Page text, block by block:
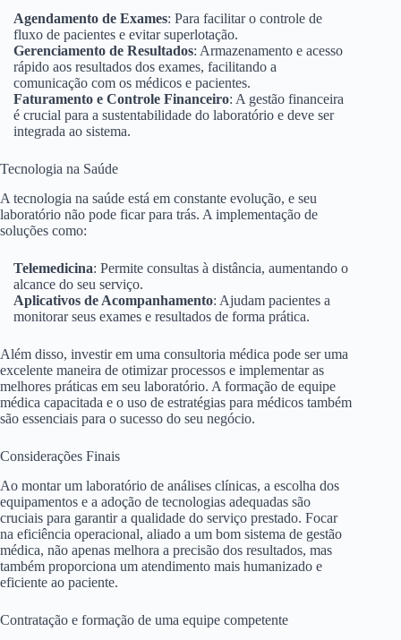
Agendamento de Exames: Para facilitar o controle de
fluxo de pacientes e evitar superlotação.
Gerenciamento de Resultados: Armazenamento e acesso
rápido aos resultados dos exames, facilitando a
comunicação com os médicos e pacientes.
Faturamento e Controle Financeiro: A gestão financeira
é crucial para a sustentabilidade do laboratório e deve ser
integrada ao sistema.
Tecnologia na Saúde
A tecnologia na saúde está em constante evolução, e seu
laboratório não pode ficar para trás. A implementação de
soluções como:
Telemedicina: Permite consultas à distância, aumentando o
alcance do seu serviço.
Aplicativos de Acompanhamento: Ajudam pacientes a
monitorar seus exames e resultados de forma prática.
Além disso, investir em uma consultoria médica pode ser uma
excelente maneira de otimizar processos e implementar as
melhores práticas em seu laboratório. A formação de equipe
médica capacitada e o uso de estratégias para médicos também
são essenciais para o sucesso do seu negócio.
Considerações Finais
Ao montar um laboratório de análises clínicas, a escolha dos
equipamentos e a adoção de tecnologias adequadas são
cruciais para garantir a qualidade do serviço prestado. Focar
na eficiência operacional, aliado a um bom sistema de gestão
médica, não apenas melhora a precisão dos resultados, mas
também proporciona um atendimento mais humanizado e
eficiente ao paciente.
Contratação e formação de uma equipe competente